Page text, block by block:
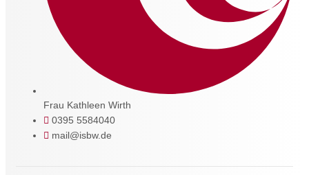
Frau Kathleen Wirth
0395 5584040
mail@isbw.de